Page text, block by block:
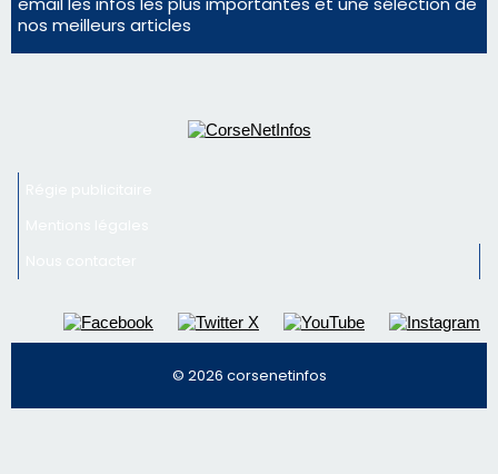
Éclipse du 12 août : Où s'installer en Corse pour
profiter pleinement du spectacle ?
nos meilleurs articles